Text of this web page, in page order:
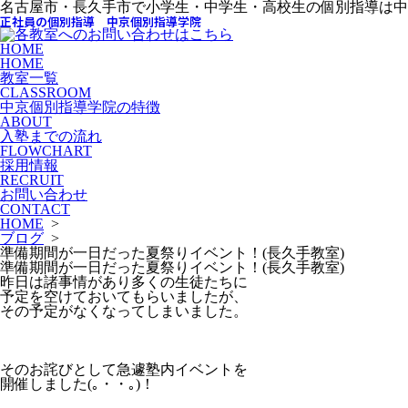
名古屋市・長久手市で小学生・中学生・高校生の個別指導は中
正社員の個別指導 中京個別指導学院
HOME
HOME
教室一覧
CLASSROOM
中京個別指導学院の特徴
ABOUT
入塾までの流れ
FLOWCHART
採用情報
RECRUIT
お問い合わせ
CONTACT
HOME >
ブログ >
準備期間が一日だった夏祭りイベント！(長久手教室)
準備期間が一日だった夏祭りイベント！(長久手教室)
昨日は諸事情があり多くの生徒たちに
予定を空けておいてもらいましたが、
その予定がなくなってしまいました。
そのお詫びとして急遽塾内イベントを
開催しました(｡・・｡)！